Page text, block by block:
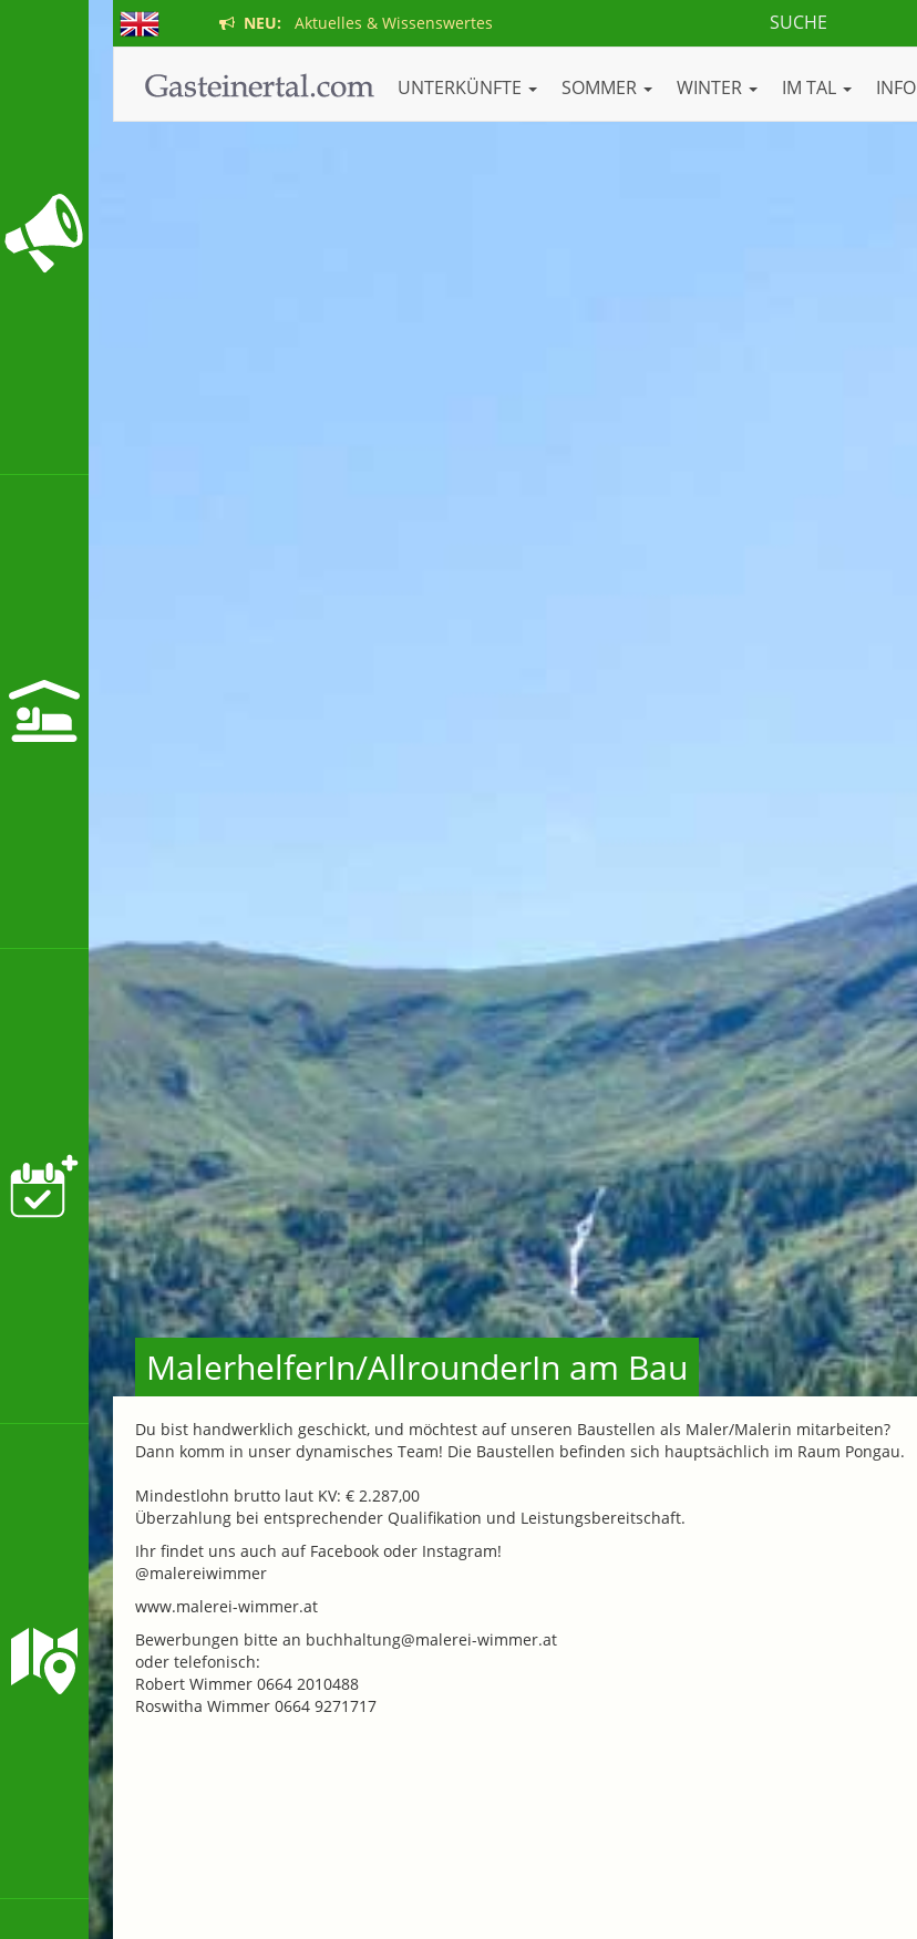
NEU: Aktuelles & Wissenswertes
UNTERKÜNFTE SOMMER WINTER IM TAL INFO
MalerhelferIn/AllrounderIn am Bau
Du bist handwerklich geschickt, und möchtest auf unseren Baustellen als Maler/Malerin mitarbeiten?
Dann komm in unser dynamisches Team! Die Baustellen befinden sich hauptsächlich im Raum Pongau.
Mindestlohn brutto laut KV: € 2.287,00
Überzahlung bei entsprechender Qualifikation und Leistungsbereitschaft.
Ihr findet uns auch auf Facebook oder Instagram!
@malereiwimmer
www.malerei-wimmer.at
Bewerbungen bitte an buchhaltung@malerei-wimmer.at
oder telefonisch:
Robert Wimmer 0664 2010488
Roswitha Wimmer 0664 9271717